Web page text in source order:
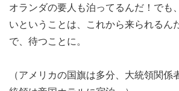
オランダの要人も泊ってるんだ！でも
いということは、これから来られるん
で、待つことに。
（アメリカの国旗は多分、大統領関係